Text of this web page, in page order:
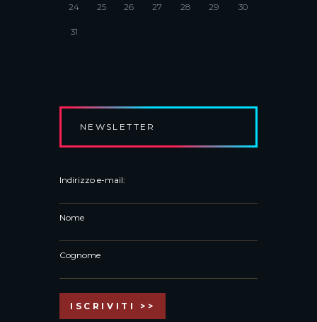
24 25 26 27 28 29 30
31
NEWSLETTER
Indirizzo e-mail:
Nome
Cognome